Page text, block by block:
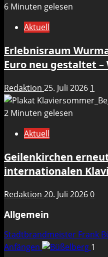
6 Minuten gelesen
Aktuell
Erlebnisraum
Euro neu gestaltet –
Redaktion 25. Juli 2026 1
2 Minuten gelesen
Aktuell
Geilenkirchen
internationalen
Redaktion 20. Juli 20260
Allgemein
Stadtbrandmeister Frank
Anfängen
1